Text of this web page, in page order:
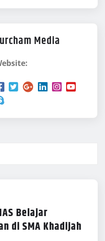
Media
Belajar
di SMA Khadijah